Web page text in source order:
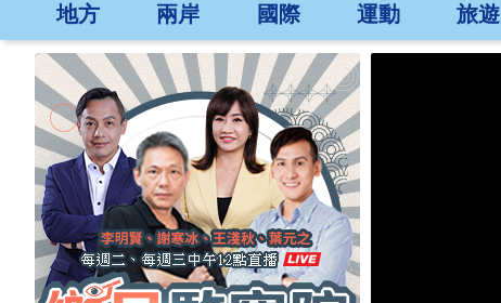
地方 兩岸 國際 運動 旅遊